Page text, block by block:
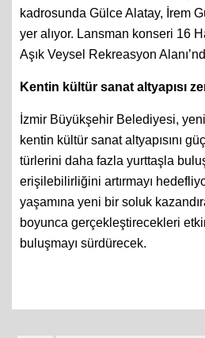
kadrosunda Gülce Alatay, İrem
yer alıyor. Lansman konseri 16
Aşık Veysel Rekreasyon
Kentin kültür sanat altyapısı
İzmir Büyükşehir Belediyesi,
kentin kültür sanat altyapısını
türlerini daha fazla yurttaşla
erişilebilirliğini artırmayı
yaşamına yeni bir soluk
boyunca gerçekleştirecekleri
buluşmayı sürdürecek.